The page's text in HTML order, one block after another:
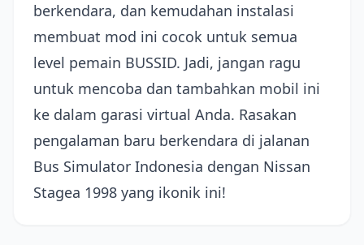
berkendara, dan kemudahan instalasi
membuat mod ini cocok untuk semua
level pemain BUSSID. Jadi, jangan ragu
untuk mencoba dan tambahkan mobil ini
ke dalam garasi virtual Anda. Rasakan
pengalaman baru berkendara di jalanan
Bus Simulator Indonesia dengan Nissan
Stagea 1998 yang ikonik ini!